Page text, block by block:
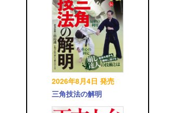
2026年8月4日 発売
三角技法の解明